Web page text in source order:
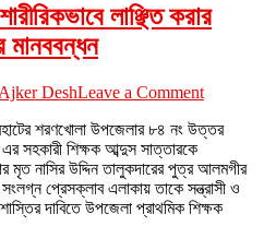
নিকোলাস
বিশ্বাস
লাঞ্ছিত করার
মানববন্ধন
Ajker DeshLeave a Commenton
এক
লাঞ্ছিত
করার
শরণখোলা উপজেলার ৮৪ নং উত্তর
এর সহকারী শিক্ষক আব্দুস সাত্তারকে
মৃত নাসির উদ্দিন তালুকদারের পুত্র আলমগীর
প্রেসক্লাব এলাকায় তাকে সন্ত্রাসী ও
দাবিতে উপজেলা প্রাথমিক শিক্ষক